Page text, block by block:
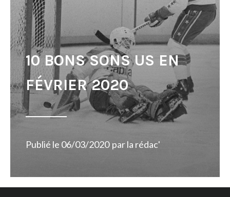
10 BONS SONS US EN
FÉVRIER 2020
Publié le 06/03/2020 parla rédac'